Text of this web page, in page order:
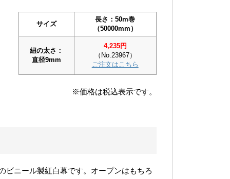
サイズ
長さ：50m巻
（50000mm）
紐の太さ：
直径9mm
4,235円
（No.23967）
ご注文はこちら
※価格は税込表示です。
ビニール製紅白幕です。オープンはもちろ